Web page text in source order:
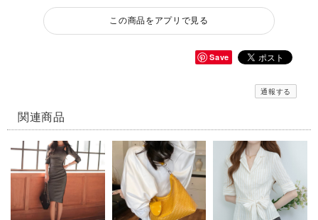
この商品をアプリで見る
Save
通報する
関連商品